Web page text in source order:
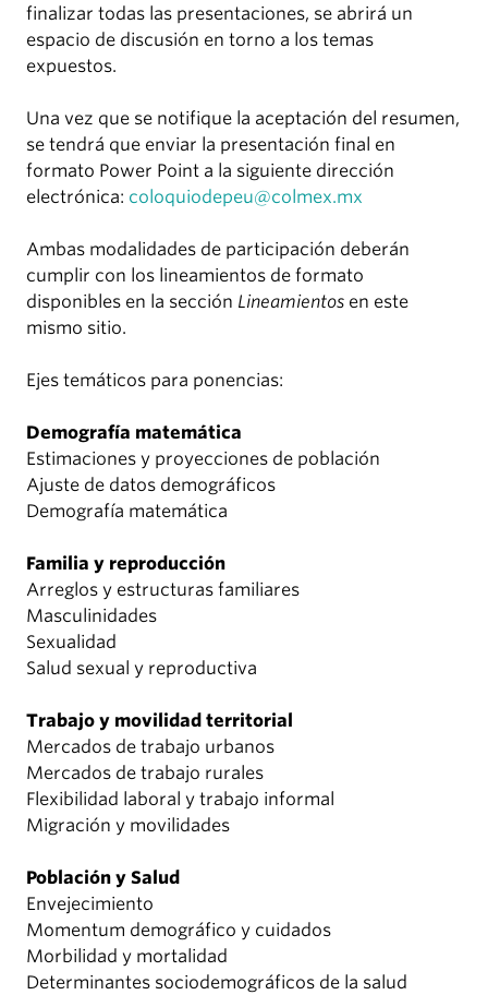
finalizar todas las presentaciones, se abrirá un
espacio de discusión en torno a los temas
expuestos.
Una vez que se notifique la aceptación del resumen,
se tendrá que enviar la presentación final en
formato Power Point a la siguiente dirección
electrónica: coloquiodepeu@colmex.mx
Ambas modalidades de participación deberán
cumplir con los lineamientos de formato
disponibles en la sección Lineamientos en este
mismo sitio.
Ejes temáticos para ponencias:
Demografía matemática
Estimaciones y proyecciones de población
Ajuste de datos demográficos
Demografía matemática
Familia y reproducción
Arreglos y estructuras familiares
Masculinidades
Sexualidad
Salud sexual y reproductiva
Trabajo y movilidad territorial
Mercados de trabajo urbanos
Mercados de trabajo rurales
Flexibilidad laboral y trabajo informal
Migración y movilidades
Población y Salud
Envejecimiento
Momentum demográfico y cuidados
Morbilidad y mortalidad
Determinantes sociodemográficos de la salud